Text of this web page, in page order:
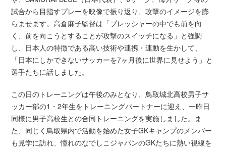
試合から目指すプレーを映像で振り返り、攻撃のイメージを膨
らませます。高倉麻子監督は「プレッシャーの中でも前を向
く、前を向こうとすることが攻撃のスイッチになる」と強調
し、日本人の特徴である高い技術や連携・連動を生かして、
「日本にしかできないサッカーを7ヶ月後に世界に見せよう」と
選手たちに話しました。
この日のトレーニングは午後のみとなり、鳥取城北高校男子サ
ッカー部の1・2年生をトレーニングパートナーに迎え、一昨日
同様に男子高校生との合同トレーニングを実施しました。ま
た、同じく鳥取県内で活動を始めた女子GKキャンプのメンバー
も見学に訪れ、憧れのなでしこジャパンのGKたちに熱い視線を